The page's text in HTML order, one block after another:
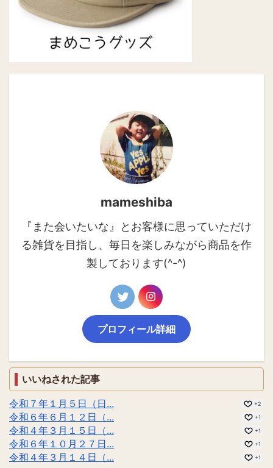
mameshiba
『また会いたいな』とお客様に思っていただけ
る雑貨を目指し、毎日を楽しみながら商品を作
製しております(^-^)
プロフィール詳細
いいねされた記事
令和７年１月５日（日...
+2
令和６年６月１２日（... +1
令和４年３月１５日（... +1
令和６年１０月２７日... +1
令和４年３月１４日（... +1